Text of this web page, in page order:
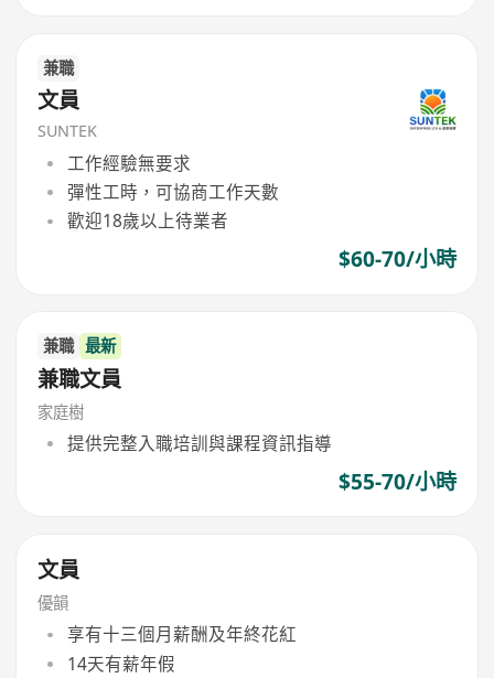
兼職
文員
SUNTEK
工作經驗無要求
彈性工時，可協商工作天數
歡迎18歲以上待業者
$60-70/小時
兼職 最新
兼職文員
家庭樹
提供完整入職培訓與課程資訊指導
$55-70/小時
文員
優韻
享有十三個月薪酬及年終花紅
14天有薪年假